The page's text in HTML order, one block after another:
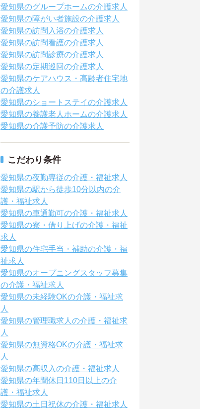
愛知県のグループホームの介護求人
愛知県の障がい者施設の介護求人
愛知県の訪問入浴の介護求人
愛知県の訪問看護の介護求人
愛知県の訪問診療の介護求人
愛知県の定期巡回の介護求人
愛知県のケアハウス・高齢者住宅地
の介護求人
愛知県のショートステイの介護求人
愛知県の養護老人ホームの介護求人
愛知県の介護予防の介護求人
こだわり条件
愛知県の夜勤専従の介護・福祉求人
愛知県の駅から徒歩10分以内の介
護・福祉求人
愛知県の車通勤可の介護・福祉求人
愛知県の寮・借り上げの介護・福祉
求人
愛知県の住宅手当・補助の介護・福
祉求人
愛知県のオープニングスタッフ募集
の介護・福祉求人
愛知県の未経験OKの介護・福祉求
人
愛知県の管理職求人の介護・福祉求
人
愛知県の無資格OKの介護・福祉求
人
愛知県の高収入の介護・福祉求人
愛知県の年間休日110日以上の介
護・福祉求人
愛知県の土日祝休の介護・福祉求人